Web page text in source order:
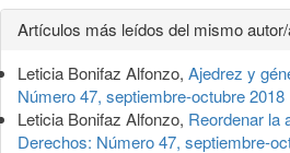
Detalles
del
artículo
Artículos más leídos del mismo
Leticia Bonifaz Alfonzo, Ajedrez y
Número 47, septiembre-octubre 2018
Leticia Bonifaz Alfonzo, Reordenar la
Derechos: Número 47, septiembre-